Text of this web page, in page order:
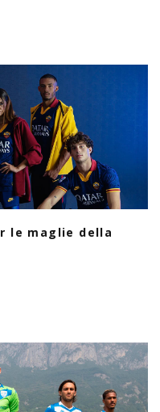
le maglie della